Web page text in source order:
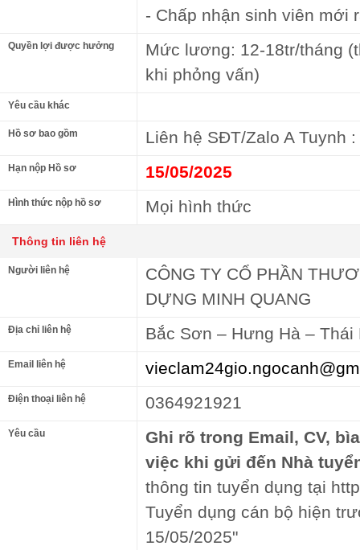
- Chấp nhận sinh viên mới
Quyền lợi được hưởng
Mức lương: 12-18tr/tháng
khi phỏng vấn)
Yêu cầu khác
Hồ sơ bao gồm Liên hệ SĐT/Zalo A Tuynh
Hạn nộp Hồ sơ 15/05/2025
Hình thức nộp hồ sơ Mọi hình thức
Thông tin liên hệ
Người liên hệ
CÔNG TY CỔ PHẦN
DỰNG MINH QUANG
Địa chỉ liên hệ Bắc Sơn – Hưng Hà – Thái
Email liên hệ
Điện thoại liên hệ 0364921921
Yêu cầu
Ghi rõ trong Email, CV,
việc khi gửi đến Nhà
thông tin tuyển dụng tại
Tuyển dụng cán bộ hiện
15/05/2025"